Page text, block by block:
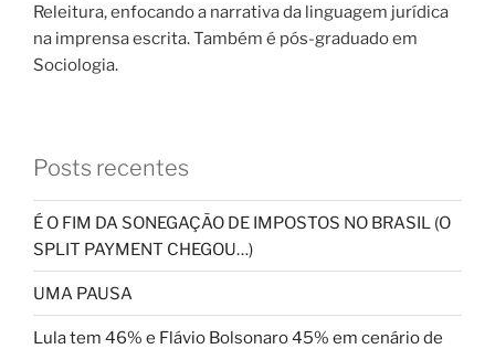
Releitura, enfocando a narrativa da linguagem jurídica
na imprensa escrita. Também é pós-graduado em
Sociologia.
Posts recentes
É O FIM DA SONEGAÇÃO DE IMPOSTOS NO BRASIL (O
SPLIT PAYMENT CHEGOU…)
UMA PAUSA
Lula tem 46% e Flávio Bolsonaro 45% em cenário de